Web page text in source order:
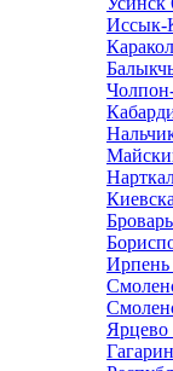
Иссык-
Каракол
Ирпень
Ярцево
Гагарин